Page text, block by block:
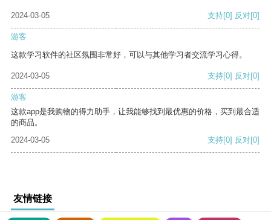
2024-03-05 支持[0] 反对[0]
游客
这款学习软件的社区氛围非常好，可以与其他学习者交流学习心得。
2024-03-05 支持[0] 反对[0]
游客
这款app是我购物的得力助手，让我能够找到最优惠的价格，买到最合适
的商品。
2024-03-05
支持[0] 反对[0]
友情链接